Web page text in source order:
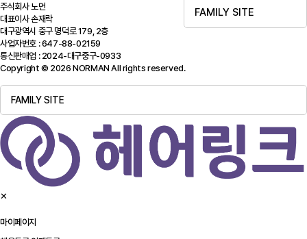
FAMILY SITE
주식회사 노먼
대표이사 손재락
대구광역시 중구 명덕로 179, 2층
사업자번호 : 647-88-02159
통신판매업 : 2024-대구중구-0933
Copyright © 2026 NORMAN All rights reserved.
FAMILY SITE
✕
마이페이지